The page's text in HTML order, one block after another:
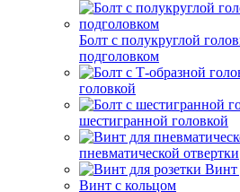
Болт с полукруглой
подголовком
головкой
шестигранной головкой
пневматической отвертки
Винт
Винт с кольцом